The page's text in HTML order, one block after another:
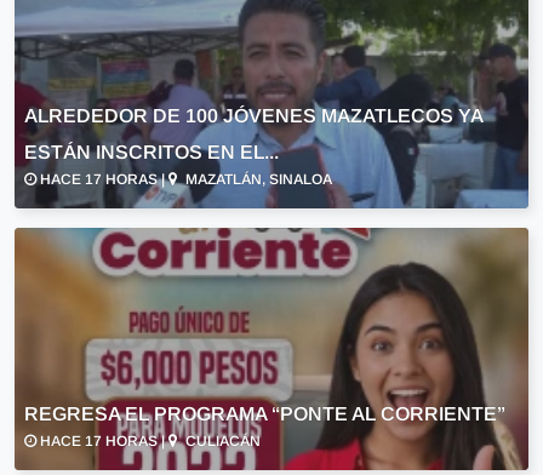
ALREDEDOR DE 100 JÓVENES MAZATLECOS YA
ESTÁN INSCRITOS EN EL...
HACE 17 HORAS | MAZATLÁN, SINALOA
REGRESA EL PROGRAMA “PONTE AL CORRIENTE”
HACE 17 HORAS | CULIACÁN